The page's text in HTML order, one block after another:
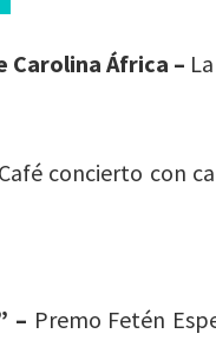
Carolina África –
Café concierto con
– Premo Fetén